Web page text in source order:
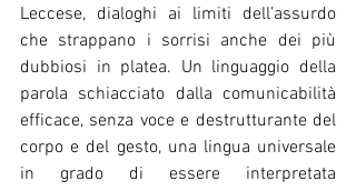
Leccese, dialoghi ai limiti dell’assurdo
che strappano i sorrisi anche dei più
dubbiosi in platea. Un linguaggio della
parola schiacciato dalla comunicabilità
efficace, senza voce e destrutturante del
corpo e del gesto, una lingua universale
in grado di essere interpretata